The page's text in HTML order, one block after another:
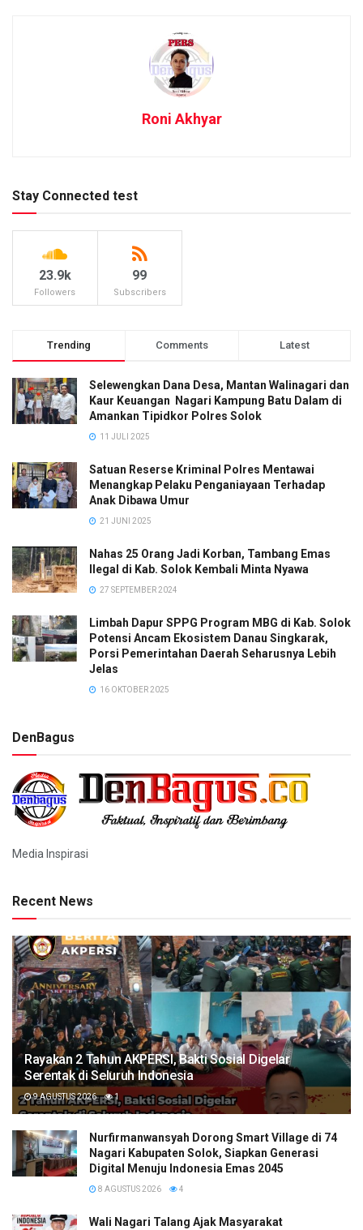
Roni Akhyar
Stay Connected test
23.9k
Followers
99
Subscribers
Trending Comments Latest
Selewengkan Dana Desa, Mantan Walinagari dan
Kaur Keuangan Nagari Kampung Batu Dalam di
Amankan Tipidkor Polres Solok
11 JULI 2025
Satuan Reserse Kriminal Polres Mentawai
Menangkap Pelaku Penganiayaan Terhadap
Anak Dibawa Umur
21 JUNI 2025
Nahas 25 Orang Jadi Korban, Tambang Emas
Ilegal di Kab. Solok Kembali Minta Nyawa
27 SEPTEMBER 2024
Limbah Dapur SPPG Program MBG di Kab. Solok
Potensi Ancam Ekosistem Danau Singkarak,
Porsi Pemerintahan Daerah Seharusnya Lebih
Jelas
16 OKTOBER 2025
DenBagus
Media Inspirasi
Recent News
Rayakan 2 Tahun AKPERSI, Bakti Sosial Digelar
Serentak di Seluruh Indonesia
9 AGUSTUS 2026 1
Nurfirmanwansyah Dorong Smart Village di 74
Nagari Kabupaten Solok, Siapkan Generasi
Digital Menuju Indonesia Emas 2045
8 AGUSTUS 2026 4
Wali Nagari Talang Ajak Masyarakat